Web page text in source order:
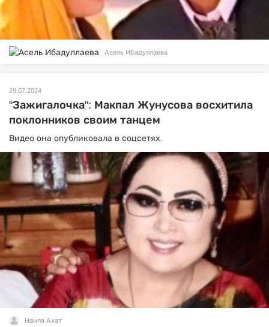
Асель Ибадуллаева
29.07.2024
"Зажигалочка": Макпал Жунусова восхитила
поклонников своим танцем
Видео она опубликовала в соцсетях.
Наиля Ахат